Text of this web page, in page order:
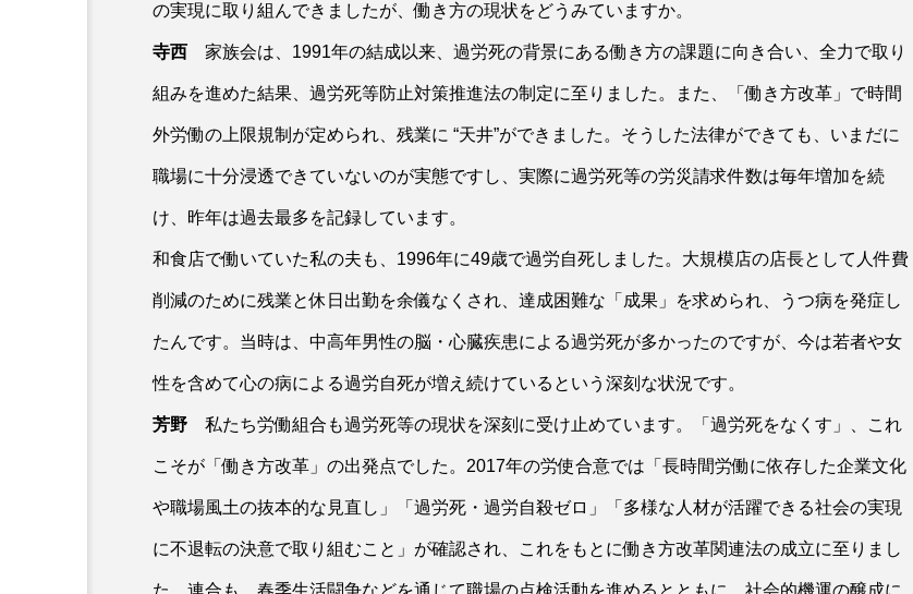
の実現に取り組んできましたが、働き方の現状をどうみていますか。
寺西 家族会は、1991年の結成以来、過労死の背景にある働き方の課題に向き合い、全力で取り
組みを進めた結果、過労死等防止対策推進法の制定に至りました。また、「働き方改革」で時間
外労働の上限規制が定められ、残業に “天井”ができました。そうした法律ができても、いまだに
職場に十分浸透できていないのが実態ですし、実際に過労死等の労災請求件数は毎年増加を続
け、昨年は過去最多を記録しています。
和食店で働いていた私の夫も、1996年に49歳で過労自死しました。大規模店の店長として人件費
削減のために残業と休日出勤を余儀なくされ、達成困難な「成果」を求められ、うつ病を発症し
たんです。当時は、中高年男性の脳・心臓疾患による過労死が多かったのですが、今は若者や女
性を含めて心の病による過労自死が増え続けているという深刻な状況です。
芳野 私たち労働組合も過労死等の現状を深刻に受け止めています。「過労死をなくす」、これ
こそが「働き方改革」の出発点でした。2017年の労使合意では「長時間労働に依存した企業文化
や職場風土の抜本的な見直し」「過労死・過労自殺ゼロ」「多様な人材が活躍できる社会の実現
に不退転の決意で取り組むこと」が確認され、これをもとに働き方改革関連法の成立に至りまし